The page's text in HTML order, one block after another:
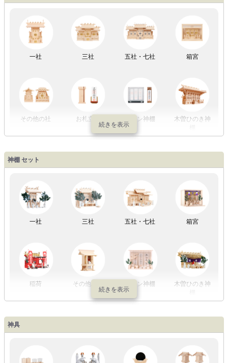
LED灯 七色LED灯 和紙・絹製 木・竹製
初盆セット 贈るセット 盆提灯単品 一対セット
盆提灯一万円
以内
～2万円
～3万円
以上
一社 三社 五社・七社 箱宮
その他の社 お札立て モダン神棚
木曽ひのき神
神棚 セット
一社 三社 五社・七社 箱宮
稲荷 その他の社 モダン神棚
木曽ひのき神
神具